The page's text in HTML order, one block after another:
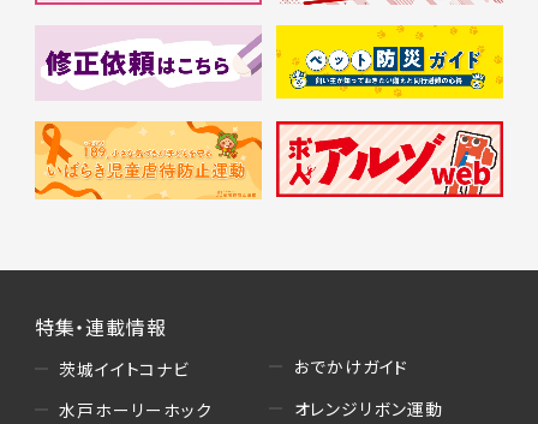
特集・連載情報
茨城イイトコナビ
水戸ホーリーホック
おでかけガイド
オレンジリボン運動